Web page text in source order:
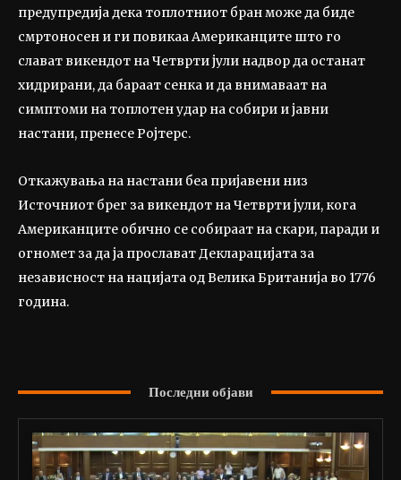
предупредија дека топлотниот бран може да биде
смртоносен и ги повикаа Американците што го
слават викендот на Четврти јули надвор да останат
хидрирани, да бараат сенка и да внимаваат на
симптоми на топлотен удар на собири и јавни
настани, пренесе Ројтерс.
Откажувања на настани беа пријавени низ
Источниот брег за викендот на Четврти јули, кога
Американците обично се собираат на скари, паради и
огномет за да ја прослават Декларацијата за
независност на нацијата од Велика Британија во 1776
година.
Последни објави